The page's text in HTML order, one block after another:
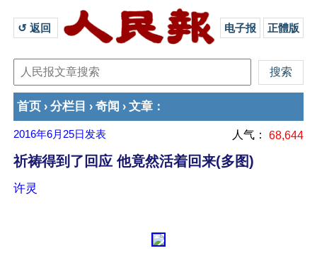
↺ 返回 电子报 正體版
首页 › 分栏目 › 奇闻 › 文章 ：
2016年6月25日 发表 人气： 68,644
祈祷得到了回应 他竟然活着回来(多图)
许灵